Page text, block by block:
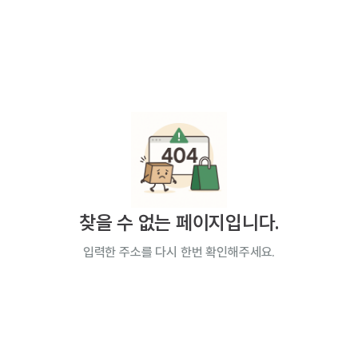
찾을 수 없는 페이지입니다.
입력한 주소를 다시 한번 확인해주세요.